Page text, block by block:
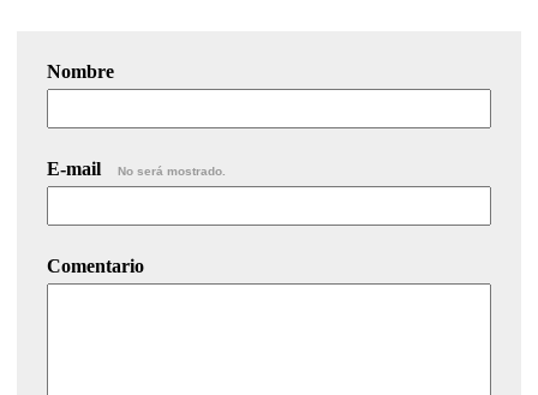
Nombre
E-mail No será mostrado.
Comentario